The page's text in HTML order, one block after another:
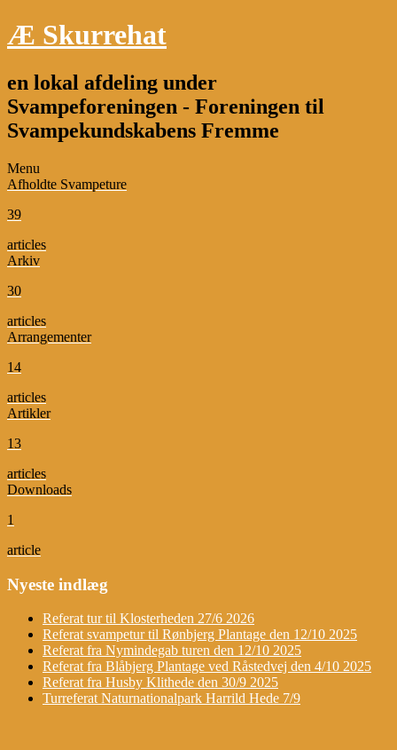
Æ Skurrehat
en lokal afdeling under
Svampeforeningen - Foreningen til
Svampekundskabens Fremme
Menu
Afholdte Svampeture
39
articles
Arkiv
30
articles
Arrangementer
14
articles
Artikler
13
articles
Downloads
1
article
Nyeste indlæg
Referat tur til Klosterheden 27/6 2026
Referat svampetur til Rønbjerg Plantage den 12/10 2025
Referat fra Nymindegab turen den 12/10 2025
Referat fra Blåbjerg Plantage ved Råstedvej den 4/10 2025
Referat fra Husby Klithede den 30/9 2025
Turreferat Naturnationalpark Harrild Hede 7/9